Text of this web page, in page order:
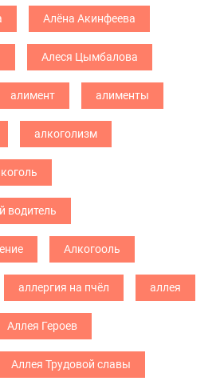
Алёна Акинфеева
Алеся Цымбалова
алимент алименты
алкоголизм
водитель
Алкогооль
аллергия на пчёл аллея
Аллея Героев
Аллея Трудовой славы